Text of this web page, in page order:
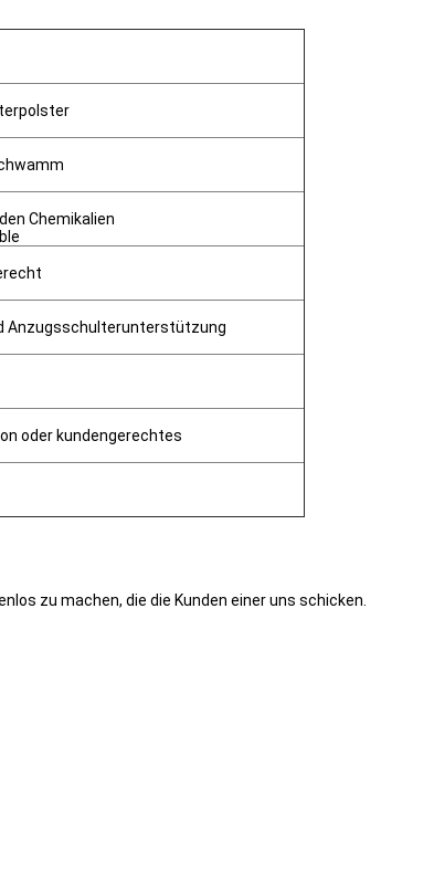
Chemikalien
Anzugsschulterunterstützung
oder kundengerechtes
zu machen, die die Kunden einer uns schicken.